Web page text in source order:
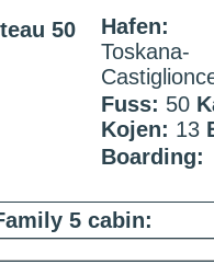
50
Hafen:
Toskana-
Fuss: 50
Kojen: 13
Boarding:
5 cabin: